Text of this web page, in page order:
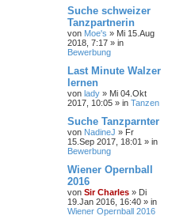
Suche schweizer
Tanzpartnerin
von Moe's » Mi 15.Aug
2018, 7:17 » in
Bewerbung
Last Minute Walzer
lernen
von lady » Mi 04.Okt
2017, 10:05 » in Tanzen
Suche Tanzparnter
von NadineJ » Fr
15.Sep 2017, 18:01 » in
Bewerbung
Wiener Opernball
2016
von Sir Charles » Di
19.Jan 2016, 16:40 » in
Wiener Opernball 2016